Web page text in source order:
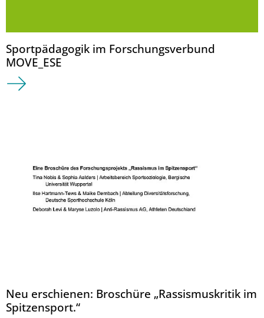
Sportpädagogik im Forschungsverbund
MOVE_ESE
Neu erschienen: Broschüre „Rassismuskritik im
Spitzensport.“